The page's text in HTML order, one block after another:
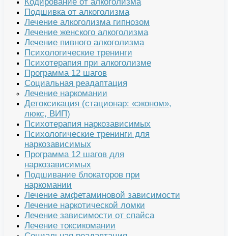
Подшивка от алкоголизма
Лечение алкоголизма гипнозом
Лечение женского алкоголизма
Лечение пивного алкоголизма
Психологические тренинги
Психотерапия при алкоголизме
Программа 12 шагов
Социальная реадаптация
Лечение наркомании
Детоксикация (стационар: «эконом»,
люкс, ВИП)
Психотерапия наркозависимых
Психологические тренинги для
наркозависимых
Программа 12 шагов для
наркозависимых
Подшивание блокаторов при
наркомании
Лечение амфетаминовой зависимости
Лечение наркотической ломки
Лечение зависимости от спайса
Лечение токсикомании